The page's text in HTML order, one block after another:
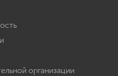
организации